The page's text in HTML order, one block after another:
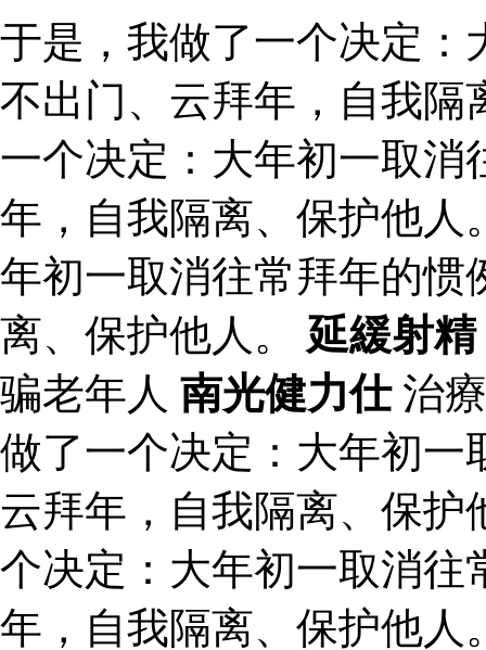
于是，我做了一个决定：
不出门、云拜年，自我隔
一个决定：大年初一取消
年，自我隔离、保护他人
年初一取消往常拜年的惯
离、保护他人。 延緩射精
骗老年人 南光健力仕治
做了一个决定：大年初一
云拜年，自我隔离、保护
个决定：大年初一取消往
年，自我隔离、保护他人